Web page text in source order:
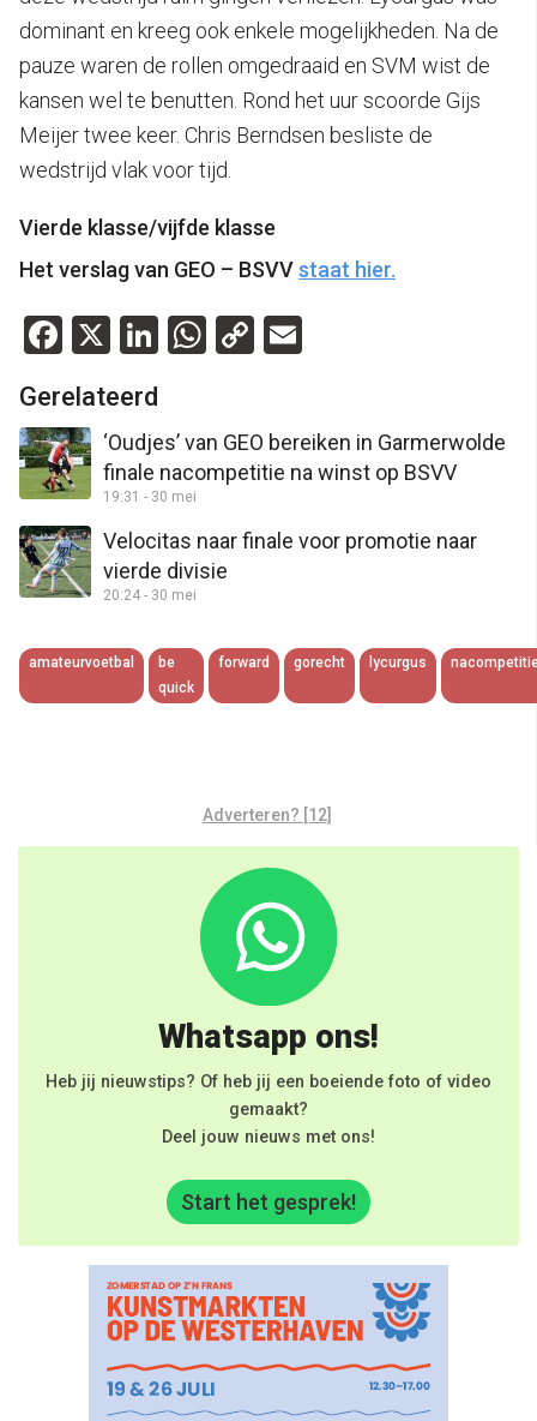
dominant en kreeg ook enkele mogelijkheden. Na de
pauze waren de rollen omgedraaid en SVM wist de
kansen wel te benutten. Rond het uur scoorde Gijs
Meijer twee keer. Chris Berndsen besliste de
wedstrijd vlak voor tijd.
Vierde klasse/vijfde klasse
Het verslag van GEO – BSVVstaat hier.
Facebook
X LinkedIn
WhatsApp
Copy
Gerelateerd
‘Oudjes’ van GEO bereiken in Garmerwolde
finale nacompetitie na winst op BSVV
19:31 - 30 mei
Velocitas naar finale voor promotie naar
vierde divisie
20:24 - 30 mei
amateurvoetbal
be
quick
forward gorecht lycurgus
Adverteren? [12]
Whatsapp ons!
Heb jij nieuwstips? Of heb jij een boeiende foto of video
gemaakt?
Deel jouw nieuws met ons!
Start het gesprek!